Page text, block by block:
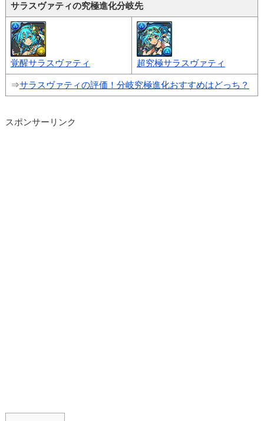
サラスヴァティの究極進化分岐先
覚醒サラスヴァティ 超究極サラスヴァティ
⇒サラスヴァティの評価！分岐究極進化おすすめはどっち？
スポンサーリンク